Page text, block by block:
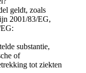
geldt, zoals
2001/83/EG,
substantie,
of
tot ziekten